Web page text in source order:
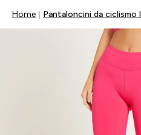
Home Pantaloncini da